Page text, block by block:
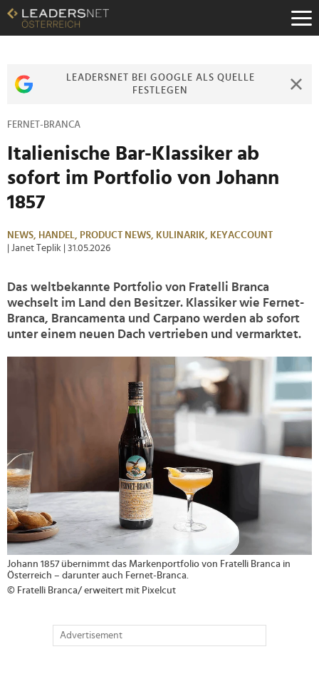
Zum
Inhalt
Zur
Zur
LEADERSNET BEI GOOGLE ALS QUELLE
FESTLEGEN
FERNET-BRANCA
Italienische Bar-Klassiker ab
sofort im Portfolio von Johann
1857
NEWS, HANDEL, PRODUCT NEWS, KULINARIK, KEYACCOUNT
| Janet Teplik
| 31.05.2026
Das weltbekannte Portfolio von Fratelli Branca
wechselt im Land den Besitzer. Klassiker wie Fernet-
Branca, Brancamenta und Carpano werden ab sofort
unter einem neuen Dach vertrieben und vermarktet.
Johann 1857 übernimmt das Markenportfolio von Fratelli Branca in
Österreich – darunter auch Fernet-Branca.
© Fratelli Branca/ erweitert mit Pixelcut
Advertisement